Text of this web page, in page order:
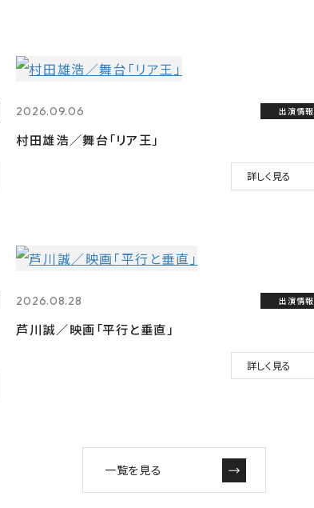
2026.09.06 出演情報
村田雄浩／舞台「リア王」
詳しく見る
2026.08.28 出演情報
芦川誠／映画「平行と垂直」
詳しく見る
一覧を見る